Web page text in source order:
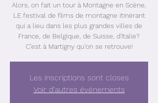
Alors, on fait un tour à Montagne en Scène,
LE festival de films de montagne itinérant
qui a lieu dans les plus grandes villes de
France, de Belgique, de Suisse, d'Italie?
C'est à Martigny qu'on se retrouve!
Les inscriptions sont closes
Voir d'autres événements